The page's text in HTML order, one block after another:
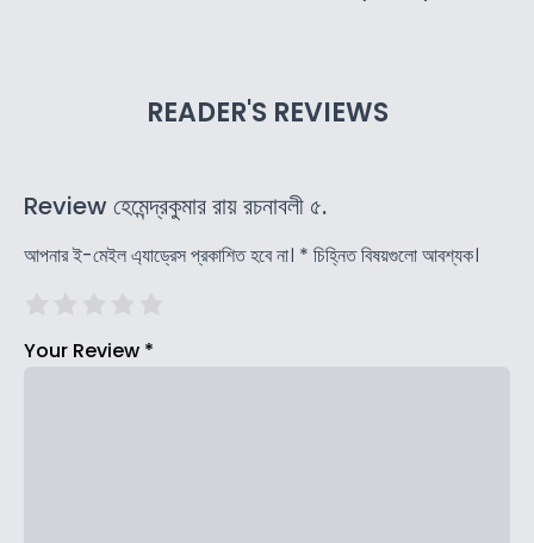
READER'S REVIEWS
Review হেমেন্দ্রকুমার রায় রচনাবলী ৫.
আপনার ই-মেইল এ্যাড্রেস প্রকাশিত হবে না। * চিহ্নিত বিষয়গুলো আবশ্যক।
Your Review *